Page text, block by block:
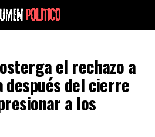
el rechazo a
después del cierre
a los